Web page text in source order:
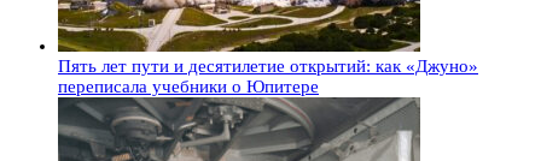
Пять лет пути и десятилетие открытий: как «Джуно»
переписала учебники о Юпитере